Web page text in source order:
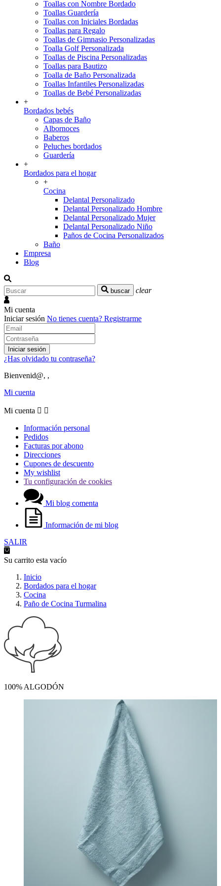
Toallas con Nombre Bordado
Toallas Guardería
Toallas con Iniciales Bordadas
Toallas para Regalo
Toallas de Gimnasio Personalizadas
Toalla Golf Personalizada
Toallas de Piscina Personalizadas
Toallas para Bautizo
Toalla de Baño Personalizada
Toallas Infantiles Personalizadas
Toallas de Bebé Personalizadas
+
Bordados bebés
Capas de Baño
Albornoces
Baberos
Peluches bordados
Guardería
+
Bordados para el hogar
+
Cocina
Delantal Personalizado
Delantal Personalizado Hombre
Delantal Personalizado Mujer
Delantal Personalizado Niño
Paños de Cocina Personalizados
Baño
Empresa
Blog
buscar clear
Mi cuenta
Iniciar sesión No tienes cuenta? Registrarme
Iniciar sesión
¿Has olvidado tu contraseña?
Bienvenid@, ,
Mi cuenta
Mi cuenta  
Información personal
Pedidos
Facturas por abono
Direcciones
Cupones de descuento
My wishlist
Tu configuración de cookies
Mi blog comenta
Información de mi blog
SALIR
Su carrito esta vacío
Inicio
Bordados para el hogar
Cocina
Paño de Cocina Turmalina
100% ALGODÓN